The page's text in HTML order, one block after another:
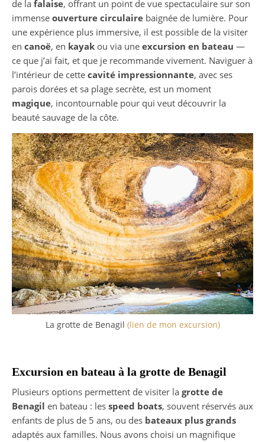
de la falaise, offrant un point de vue spectaculaire sur son
immense ouverture circulaire baignée de lumière. Pour
une expérience plus immersive, il est possible de la visiter
en canoë, en kayak ou via une excursion en bateau —
ce que j’ai fait, et que je recommande vivement. Naviguer à
l’intérieur de cette cavité impressionnante, avec ses
parois dorées et sa plage secrète, est un moment
magique, incontournable pour qui veut découvrir la
beauté sauvage de la côte.
La grotte de Benagil (lien de mon excursion)
Excursion en bateau à la grotte de Benagil
Plusieurs options permettent de visiter la grotte de
Benagil en bateau : les speed boats, souvent réservés aux
enfants de plus de 5 ans, ou des bateaux plus grands
adaptés aux familles. Nous avons choisi un magnifique